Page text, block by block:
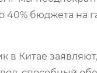
40% бюджета на
Китае